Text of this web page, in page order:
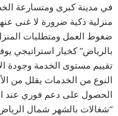
في مدينة كبرى ومتسارعة
منزلية ذكية ضرورة لا غنى
ضغوط العمل ومتطلبات
بالرياض” كخيار استراتيجي
تقييم مستوى الخدمة وجودة
النوع من الخدمات يقلل من
الحصول على دعم فوري عند
“شغالات بالشهر شمال